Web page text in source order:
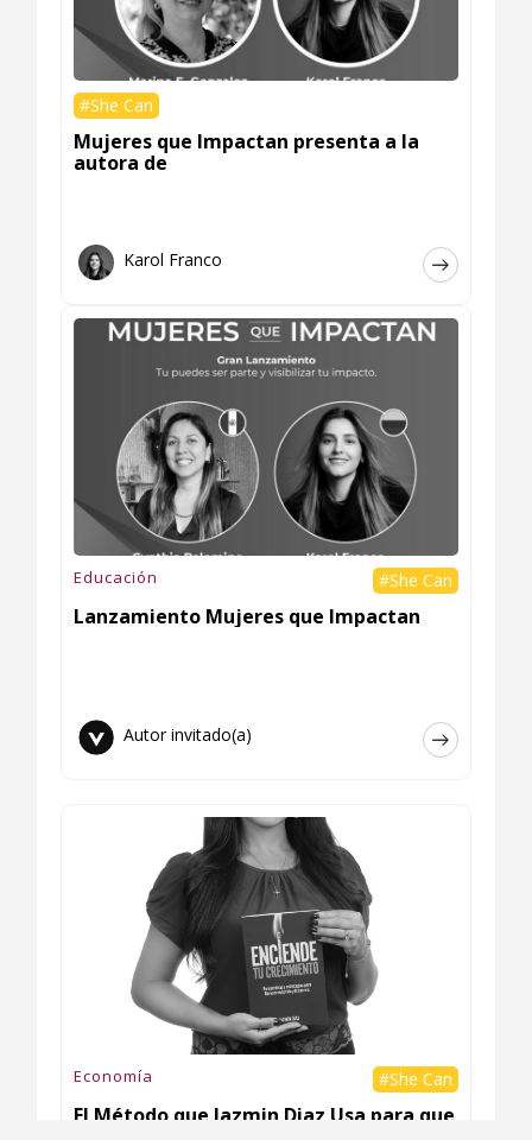
#She Can
Mujeres que Impactan presenta a la
autora de
Karol Franco
Educación #She Can
Lanzamiento Mujeres que Impactan
Autor invitado(a)
Economía #She Can
El Método que Jazmin Diaz Usa para que